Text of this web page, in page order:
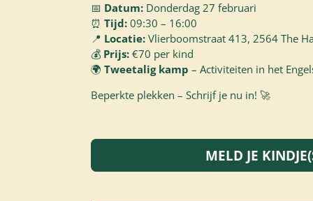
📅 Datum:Donderdag 27 februari
⏰ Tijd:09:30 – 16:00
📍 Locatie:Vlierboomstraat 413, 2564 The
💰 Prijs:€70 per kind
🌍 Tweetalig kamp – Activiteiten in het
Beperkte plekken – Schrijf je nu in! 🚀
MELD JE